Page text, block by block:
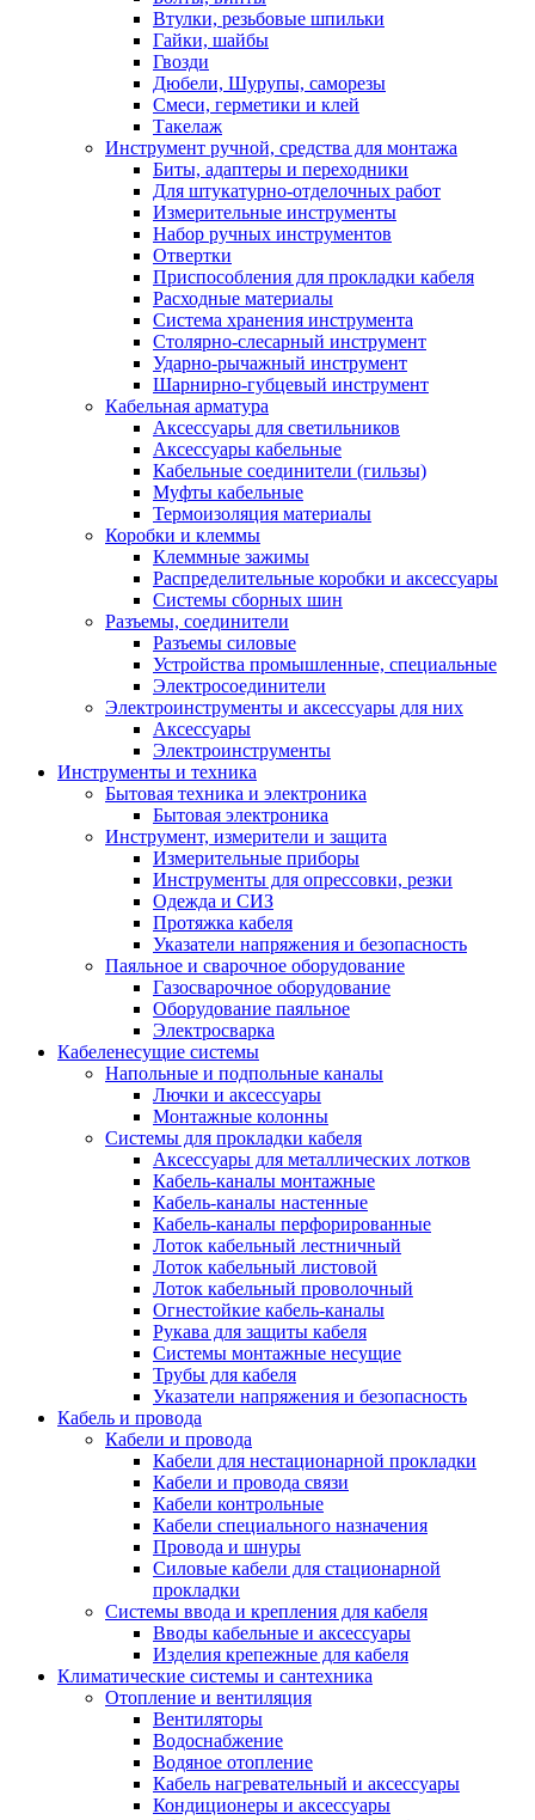
Втулки, резьбовые шпильки
Гайки, шайбы
Гвозди
Дюбели, Шурупы, саморезы
Смеси, герметики и клей
Такелаж
Инструмент ручной, средства для монтажа
Биты, адаптеры и переходники
Для штукатурно-отделочных работ
Измерительные инструменты
Набор ручных инструментов
Отвертки
Приспособления для прокладки кабеля
Расходные материалы
Система хранения инструмента
Столярно-слесарный инструмент
Ударно-рычажный инструмент
Шарнирно-губцевый инструмент
Кабельная арматура
Аксессуары для светильников
Аксессуары кабельные
Кабельные соединители (гильзы)
Муфты кабельные
Термоизоляция материалы
Коробки и клеммы
Клеммные зажимы
Распределительные коробки и аксессуары
Системы сборных шин
Разъемы, соединители
Разъемы силовые
Устройства промышленные, специальные
Электросоединители
Электроинструменты и аксессуары для них
Аксессуары
Электроинструменты
Инструменты и техника
Бытовая техника и электроника
Бытовая электроника
Инструмент, измерители и защита
Измерительные приборы
Инструменты для опрессовки, резки
Одежда и СИЗ
Протяжка кабеля
Указатели напряжения и безопасность
Паяльное и сварочное оборудование
Газосварочное оборудование
Оборудование паяльное
Электросварка
Кабеленесущие системы
Напольные и подпольные каналы
Лючки и аксессуары
Монтажные колонны
Системы для прокладки кабеля
Аксессуары для металлических лотков
Кабель-каналы монтажные
Кабель-каналы настенные
Кабель-каналы перфорированные
Лоток кабельный лестничный
Лоток кабельный листовой
Лоток кабельный проволочный
Огнестойкие кабель-каналы
Рукава для защиты кабеля
Системы монтажные несущие
Трубы для кабеля
Указатели напряжения и безопасность
Кабель и провода
Кабели и провода
Кабели для нестационарной прокладки
Кабели и провода связи
Кабели контрольные
Кабели специального назначения
Провода и шнуры
Силовые кабели для стационарной
прокладки
Системы ввода и крепления для кабеля
Вводы кабельные и аксессуары
Изделия крепежные для кабеля
Климатические системы и сантехника
Отопление и вентиляция
Вентиляторы
Водоснабжение
Водяное отопление
Кабель нагревательный и аксессуары
Кондиционеры и аксессуары